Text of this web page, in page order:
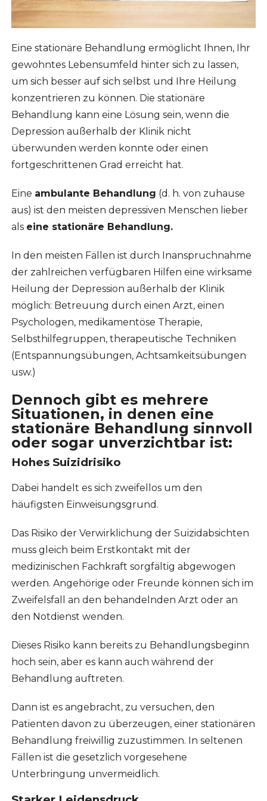
Eine stationäre Behandlung ermöglicht Ihnen, Ihr
gewohntes Lebensumfeld hinter sich zu lassen,
um sich besser auf sich selbst und Ihre Heilung
konzentrieren zu können. Die stationäre
Behandlung kann eine Lösung sein, wenn die
Depression außerhalb der Klinik nicht
überwunden werden konnte oder einen
fortgeschrittenen Grad erreicht hat.
Eine ambulante Behandlung (d. h. von zuhause
aus) ist den meisten depressiven Menschen lieber
als eine stationäre Behandlung.
In den meisten Fällen ist durch Inanspruchnahme
der zahlreichen verfügbaren Hilfen eine wirksame
Heilung der Depression außerhalb der Klinik
möglich: Betreuung durch einen Arzt, einen
Psychologen, medikamentöse Therapie,
Selbsthilfegruppen, therapeutische Techniken
(Entspannungsübungen, Achtsamkeitsübungen
usw.)
Dennoch gibt es mehrere
Situationen, in denen eine
stationäre Behandlung sinnvoll
oder sogar unverzichtbar ist:
Hohes Suizidrisiko
Dabei handelt es sich zweifellos um den
häufigsten Einweisungsgrund.
Das Risiko der Verwirklichung der Suizidabsichten
muss gleich beim Erstkontakt mit der
medizinischen Fachkraft sorgfältig abgewogen
werden. Angehörige oder Freunde können sich im
Zweifelsfall an den behandelnden Arzt oder an
den Notdienst wenden.
Dieses Risiko kann bereits zu Behandlungsbeginn
hoch sein, aber es kann auch während der
Behandlung auftreten.
Dann ist es angebracht, zu versuchen, den
Patienten davon zu überzeugen, einer stationären
Behandlung freiwillig zuzustimmen. In seltenen
Fällen ist die gesetzlich vorgesehene
Unterbringung unvermeidlich.